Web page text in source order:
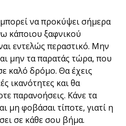
να προκύψει σήμερα
κάποιου ξαφνικού
εντελώς περαστικό. Μην
μην τα παρατάς τώρα, που
καλό δρόμο. Θα έχεις
ικανότητες και θα
παρανοήσεις. Κάνε τα
μη φοβάσαι τίποτε, γιατί η
σε κάθε σου βήμα.